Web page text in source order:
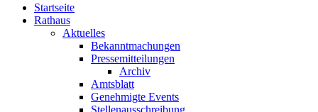
Startseite
Rathaus
Aktuelles
Bekanntmachungen
Pressemitteilungen
Archiv
Amtsblatt
Genehmigte Events
Stellenausschreibung